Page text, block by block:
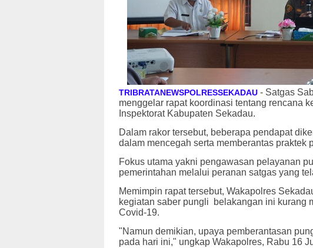
TRIBRATANEWSPOLRESSEKADAU - Satgas
menggelar rapat koordinasi tentang rencana
Inspektorat Kabupaten Sekadau.
Dalam rakor tersebut, beberapa pendapat
dalam mencegah serta memberantas praktek
Fokus utama yakni pengawasan pelayanan
pemerintahan melalui peranan satgas yang
Memimpin rapat tersebut, Wakapolres
kegiatan saber pungli belakangan ini kurang
Covid-19.
"Namun demikian, upaya pemberantasan
pada hari ini," ungkap Wakapolres, Rabu 16